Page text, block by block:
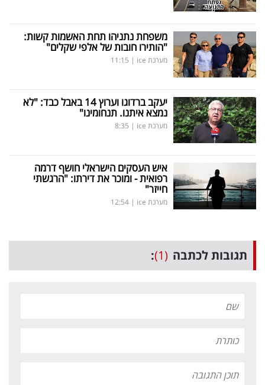
משפחת נתניהו תחת האשמות קשות:
"הותירו חובות של אלפי שקלים"
מערכת ice |
11:15
יעקב ברדוגו וערוץ 14 באבל כבד: "לא
נמצא איתנו. תנחומינו"
מערכת ice |
8:35
איש העסקים הישראלי חושף דרמה
רפואית - ומוכר את דירתו: "הרגשתי
חייזר"
מערכת ice |
12:54
תגובות לכתבה (1)
: